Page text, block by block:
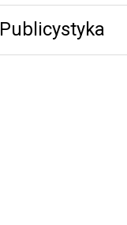
Publicystyka